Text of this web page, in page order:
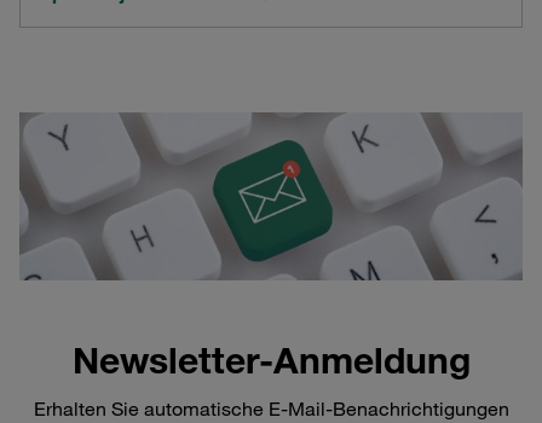
Newsletter-Anmeldung
Erhalten Sie automatische E-Mail-Benachrichtigungen